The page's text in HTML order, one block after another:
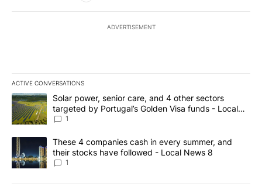
ADVERTISEMENT
ACTIVE CONVERSATIONS
The following is a list of the most commented articles in the last
A trending article titled "Solar power, senior care, and 4 other
Solar power, senior care, and 4 other sectors
targeted by Portugal’s Golden Visa funds - Local
News 8
1
A trending article titled "These 4 companies cash in every
These 4 companies cash in every summer, and
their stocks have followed - Local News 8
1